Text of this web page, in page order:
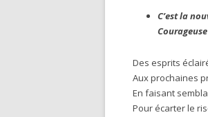
C’est la
Des esprits
Aux prochaines
En faisant
Pour écarter le